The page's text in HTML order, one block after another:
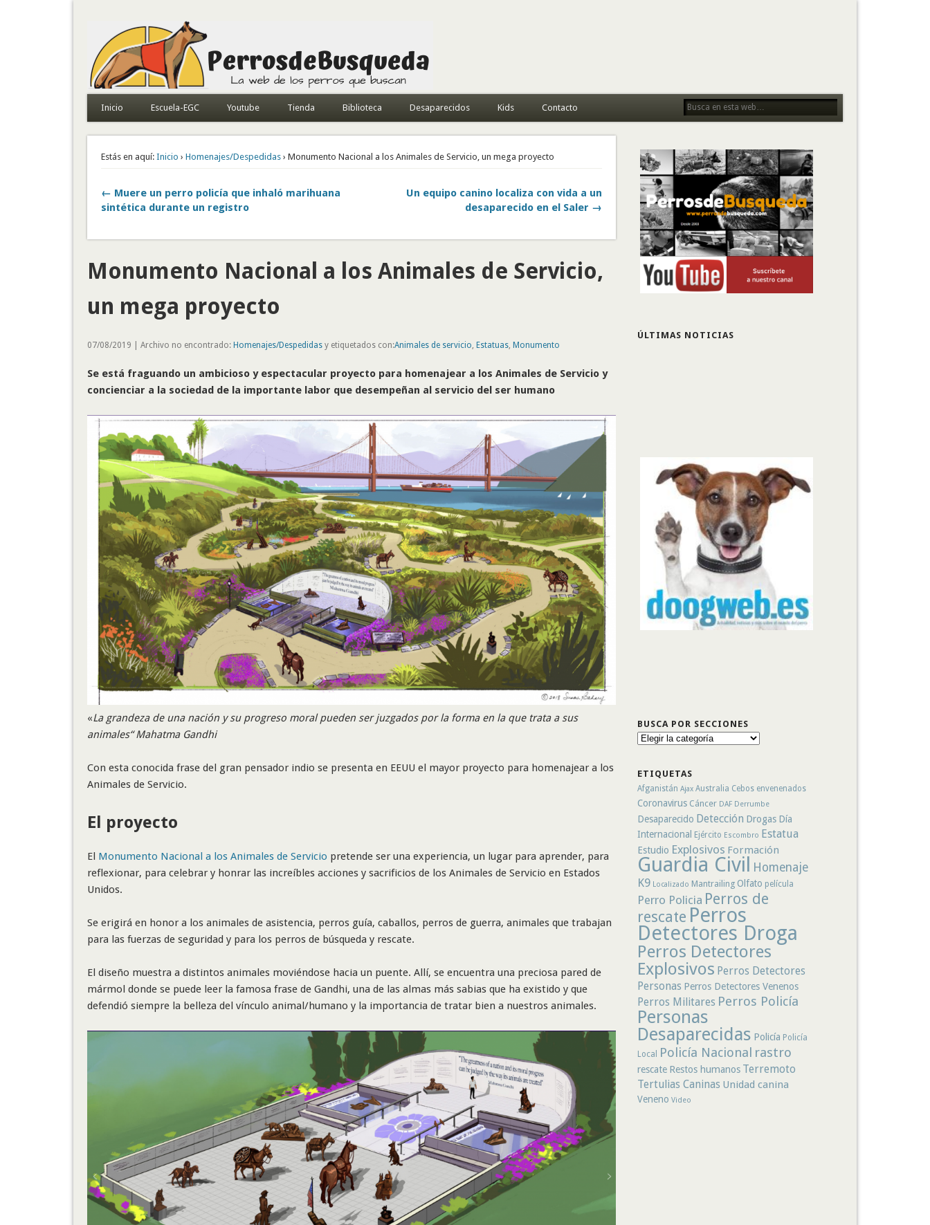
Todo sobre perros de búsqueda y detectores
Inicio Escuela-EGC Youtube Tienda Biblioteca Desaparecidos Kids Contacto
Estás en aquí: Inicio › Homenajes/Despedidas› Monumento Nacional a los Animales de Servicio, un mega proyecto
← Muere un perro policía que inhaló marihuana
sintética durante un registro
Un equipo canino localiza con vida a un
desaparecido en el Saler →
Monumento Nacional a los Animales de Servicio,
un mega proyecto
07/08/2019 | Archivo no encontrado: Homenajes/Despedidasy etiquetados con:Animales de servicio Estatuas, Monumento
Se está fraguando un ambicioso y espectacular proyecto para homenajear a los Animales de Servicio y
concienciar a la sociedad de la importante labor que desempeñan al servicio del ser humano
«La grandeza de una nación y su progreso moral pueden ser juzgados por la forma en la que trata a sus
animales“ Mahatma Gandhi
Con esta conocida frase del gran pensador indio se presenta en EEUU el mayor proyecto para homenajear a los
Animales de Servicio.
El proyecto
El Monumento Nacional a los Animales de Servicio pretende ser una experiencia, un lugar para aprender, para
reflexionar, para celebrar y honrar las increíbles acciones y sacrificios de los Animales de Servicio en Estados
Unidos.
Se erigirá en honor a los animales de asistencia, perros guía, caballos, perros de guerra, animales que trabajan
para las fuerzas de seguridad y para los perros de búsqueda y rescate.
El diseño muestra a distintos animales moviéndose hacia un puente. Allí, se encuentra una preciosa pared de
mármol donde se puede leer la famosa frase de Gandhi, una de las almas más sabias que ha existido y que
defendió siempre la belleza del vínculo animal/humano y la importancia de tratar bien a nuestros animales.
ÚLTIMAS NOTICIAS
BUSCA POR SECCIONES
Busca
ETIQUETAS
Afganistán Ajax Australia Cebos envenenados
Coronavirus Cáncer DAF Derrumbe
Desaparecido Detección Drogas Día
Internacional
Ejército Escombro Estatua
Estudio Explosivos Formación
Guardia Civil
Homenaje
K9 Localizado Mantrailing Olfato película
Perro Policia Perros de
rescate Perros
Detectores Droga
Perros Detectores
Explosivos Perros Detectores
Personas Perros Detectores Venenos
Perros Militares Perros Policía
Personas
Desaparecidas Policía Policía
Local
Policía Nacional rastro
rescate Restos humanos Terremoto
Tertulias Caninas Unidad canina
Veneno Video